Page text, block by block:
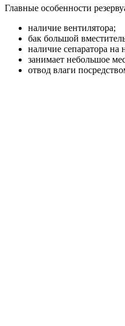
Главные особенности
наличие вентилятора;
бак большой
наличие сепаратора на
занимает небольшое
отвод влаги